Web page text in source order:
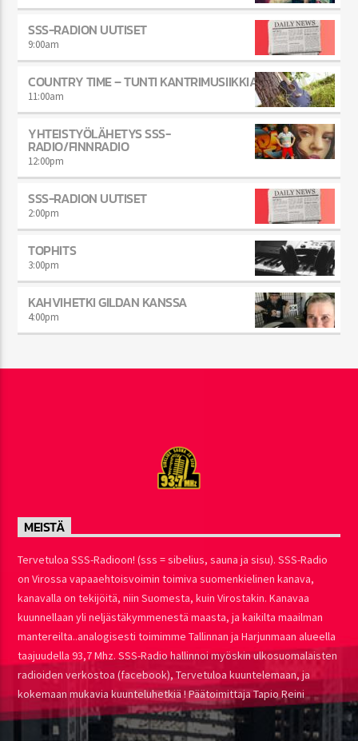
SSS-RADION UUTISET
9:00am
COUNTRY TIME – TUNTI KANTRIMUSIIKKIA
11:00am
YHTEISTYÖLÄHETYS SSS-
RADIO/FINNRADIO
12:00pm
SSS-RADION UUTISET
2:00pm
TOPHITS
3:00pm
KAHVIHETKI GILDAN KANSSA
4:00pm
MEISTÄ
Tervetuloa SSS-Radioon! (sss = sibelius, sauna ja sisu). SSS-Radio
on Virossa vapaaehtoisvoimin toimiva suomenkielinen kanava,
kanavalla on tekijöitä, niin Suomesta, kuin Virostakin. Kanavaa
kuunnellaan yli neljästäkymmenestä maasta, ja kaikilta maailman
mantereilta..analogisesti toimimme Tallinnan ja Harjunmaan alueella
taajuudella 93,7 Mhz. SSS-Radio hallinnoi myöskin ulkosuomalaisten
radioiden verkostoa (facebook), Tervetuloa kuuntelemaan, ja
kokemaan mukavia kuunteluhetkiä ! Päätoimittaja Tapio Reini